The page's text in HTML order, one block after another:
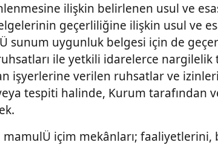
ilişkin belirlenen usul ve
geçerliliğine ilişkin usul ve
sunum uygunluk belgesi için de
ile yetkili idarelerce nargilelik
işyerlerine verilen ruhsatlar ve
tespiti halinde, Kurum tarafından
içim mekânları; faaliyetlerini,